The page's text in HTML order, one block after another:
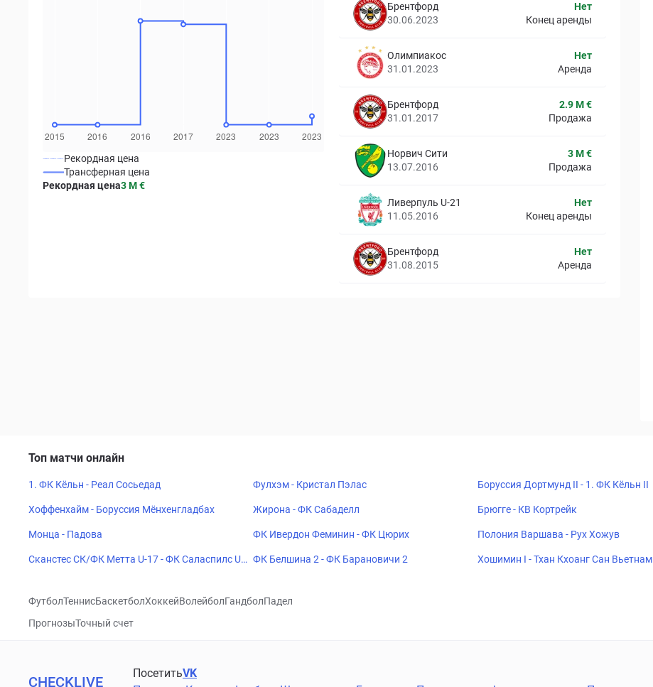
Рекордная цена
Трансферная цена
Рекордная цена3 M€
Брентфорд
30.06.2023
Нет
Конец аренды
Олимпиакос
31.01.2023
Нет
Аренда
Брентфорд
31.01.2017
2.9 M €
Продажа
Норвич Сити
13.07.2016
3 M €
Продажа
Ливерпуль U-21
11.05.2016
Нет
Конец аренды
Брентфорд
31.08.2015
Нет
Аренда
Топ матчи онлайн
1. ФК Кёльн - Реал Сосьедад Фулхэм - Кристал Пэлас Боруссия Дортмунд II - 1. ФК Кёльн II
Хоффенхайм - Боруссия Мёнхенгладбах Жирона - ФК Сабаделл Брюгге - КВ Кортрейк
Монца - Падова ФК Ивердон Феминин - ФК Цюрих Полония Варшава - Рух Хожув
Сканстес СК/ФК Метта U-17 - ФК Саласпилс U-
ФК Белшина 2 - ФК Барановичи 2 Хошимин I - Тхан Кхоанг Сан Вьетнам
ФутболТеннисБаскетболХоккейВолейболГандболПадел
ПрогнозыТочный счет
CHECKLIVE
ПосетитьVK